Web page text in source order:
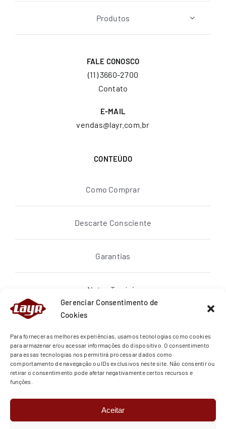
Gerenciar Consentimento de
Cookies
Para fornecer as melhores experiências, usamos tecnologias como cookies
para armazenar e/ou acessar informações do dispositivo. O consentimento
para essas tecnologias nos permitirá processar dados como
comportamento de navegação ou IDs exclusivos neste site. Não consentir ou
retirar o consentimento pode afetar negativamente certos recursos e
funções.
Aceitar
Produtos
FALE CONOSCO
(11) 3660-2700
Contato
E-MAIL
vendas@layr.com.br
CONTEÚDO
Como Comprar
Descarte Consciente
Garantias
Notas Topázio
Quem Somos
Termos de Uso